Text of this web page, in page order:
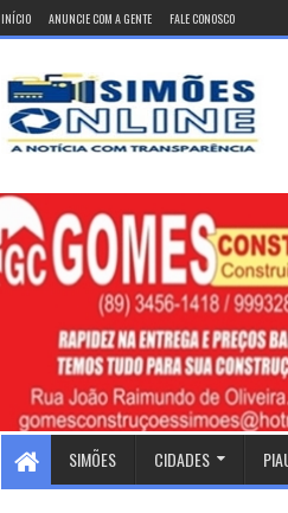
INÍCIO ANUNCIE COM A GENTE FALE CONOSCO
SIMÕES CIDADES